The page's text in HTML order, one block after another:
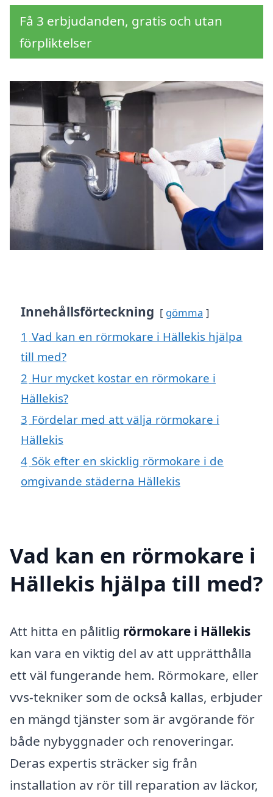
Få 3 erbjudanden, gratis och utan
förpliktelser
Innehållsförteckning gömma
1 Vad kan en rörmokare i Hällekis hjälpa
till med?
2 Hur mycket kostar en rörmokare i
Hällekis?
3 Fördelar med att välja rörmokare i
Hällekis
4 Sök efter en skicklig rörmokare i de
omgivande städerna Hällekis
Vad kan en rörmokare i
Hällekis hjälpa till med?
Att hitta en pålitlig rörmokare i Hällekis
kan vara en viktig del av att upprätthålla
ett väl fungerande hem. Rörmokare, eller
vvs-tekniker som de också kallas, erbjuder
en mängd tjänster som är avgörande för
både nybyggnader och renoveringar.
Deras expertis sträcker sig från
installation av rör till reparation av läckor,